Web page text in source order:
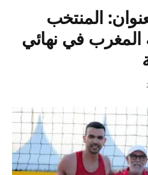
المنتخب
المغرب في نهائي